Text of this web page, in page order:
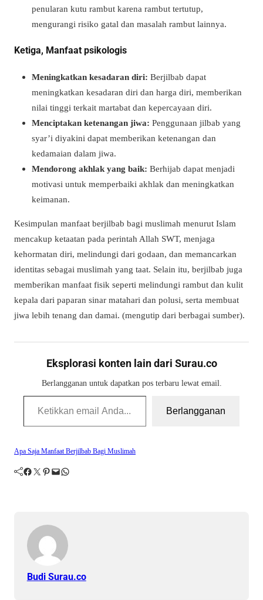
penularan kutu rambut karena rambut tertutup,
mengurangi risiko gatal dan masalah rambut lainnya.
Ketiga, Manfaat psikologis
Meningkatkan kesadaran diri: Berjilbab dapat
meningkatkan kesadaran diri dan harga diri, memberikan
nilai tinggi terkait martabat dan kepercayaan diri.
Menciptakan ketenangan jiwa: Penggunaan jilbab yang
syar’i diyakini dapat memberikan ketenangan dan
kedamaian dalam jiwa.
Mendorong akhlak yang baik: Berhijab dapat menjadi
motivasi untuk memperbaiki akhlak dan meningkatkan
keimanan.
Kesimpulan manfaat berjilbab bagi muslimah menurut Islam
mencakup ketaatan pada perintah Allah SWT, menjaga
kehormatan diri, melindungi dari godaan, dan memancarkan
identitas sebagai muslimah yang taat. Selain itu, berjilbab juga
memberikan manfaat fisik seperti melindungi rambut dan kulit
kepala dari paparan sinar matahari dan polusi, serta membuat
jiwa lebih tenang dan damai. (mengutip dari berbagai sumber).
Eksplorasi konten lain dari Surau.co
Berlangganan untuk dapatkan pos terbaru lewat email.
Ketikkan email Anda...
Berlangganan
Apa Saja Manfaat Berjilbab Bagi Muslimah
Facebook Twitter Pinterest Mail WhatsApp
Budi Surau.co